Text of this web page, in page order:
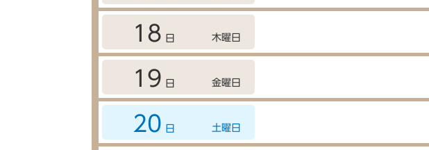
18 日 木曜日
19 日 金曜日
20 日 土曜日